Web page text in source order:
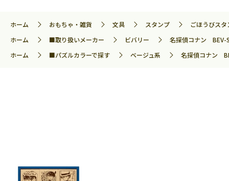
ホーム おもちゃ・雑貨 文具 スタンプ
ごほうびスタ
ホーム
■取り扱いメーカー ビバリー
名探偵コナン BEV-
ホーム
■パズルカラーで探す ベージュ系 名探偵コナン